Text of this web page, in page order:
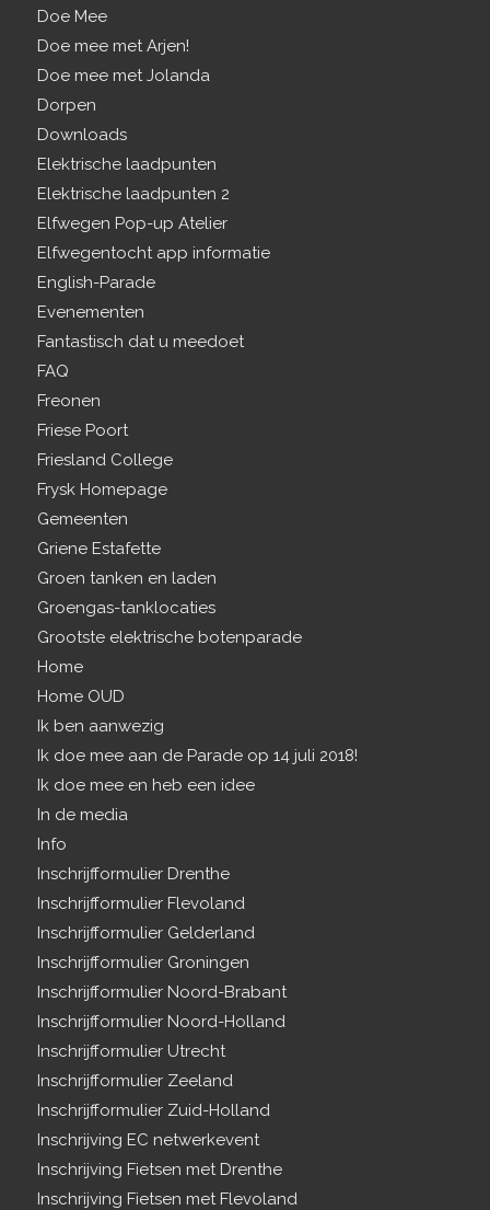
Doe Mee
Doe mee met Arjen!
Doe mee met Jolanda
Dorpen
Downloads
Elektrische laadpunten
Elektrische laadpunten 2
Elfwegen Pop-up Atelier
Elfwegentocht app informatie
English-Parade
Evenementen
Fantastisch dat u meedoet
FAQ
Freonen
Friese Poort
Friesland College
Frysk Homepage
Gemeenten
Griene Estafette
Groen tanken en laden
Groengas-tanklocaties
Grootste elektrische botenparade
Home
Home OUD
Ik ben aanwezig
Ik doe mee aan de Parade op 14 juli 2018!
Ik doe mee en heb een idee
In de media
Info
Inschrijfformulier Drenthe
Inschrijfformulier Flevoland
Inschrijfformulier Gelderland
Inschrijfformulier Groningen
Inschrijfformulier Noord-Brabant
Inschrijfformulier Noord-Holland
Inschrijfformulier Utrecht
Inschrijfformulier Zeeland
Inschrijfformulier Zuid-Holland
Inschrijving EC netwerkevent
Inschrijving Fietsen met Drenthe
Inschrijving Fietsen met Flevoland